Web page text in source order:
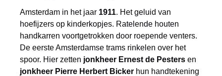
Amsterdam in het jaar 1911. Het geluid van
hoefijzers op kinderkopjes. Ratelende houten
handkarren voortgetrokken door roepende venters.
De eerste Amsterdamse trams rinkelen over het
spoor. Hier zetten jonkheer Ernest de Pesters en
jonkheer Pierre Herbert Bicker hun handtekening